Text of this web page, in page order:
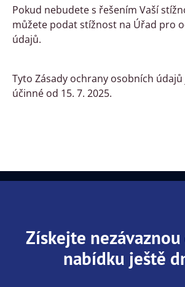
Pokud nebudete s řešením Vaší
můžete podat stížnost na Úřad pro
údajů.
Tyto Zásady ochrany osobních
účinné od 15. 7. 2025.
Získejte
nabídku ještě